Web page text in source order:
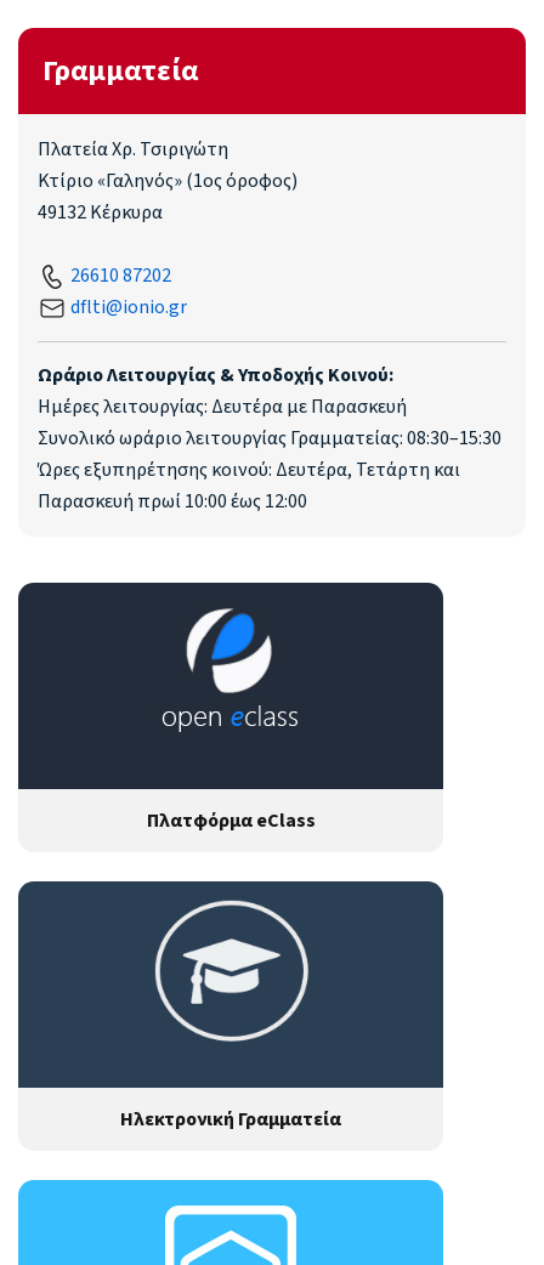
Γραμματεία
Πλατεία Χρ. Τσιριγώτη
Κτίριο «Γαληνός» (1ος όροφος)
49132 Κέρκυρα
26610 87202
dflti@ionio.gr
Ωράριο Λειτουργίας & Υποδοχής Κοινού:
Ημέρες λειτουργίας: Δευτέρα με Παρασκευή
Συνολικό ωράριο λειτουργίας Γραμματείας: 08:30–15:30
Ώρες εξυπηρέτησης κοινού: Δευτέρα, Τετάρτη και
Παρασκευή πρωί 10:00 έως 12:00
Πλατφόρμα eClass
Ηλεκτρονική Γραμματεία